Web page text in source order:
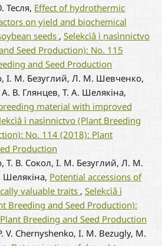
Тесля, Effect of hydrothermic
on yield and biochemical
seeds , Selekcìâ ì nasìnnictvo
Seed Production): No. 115
and Seed Production
І. М. Безуглий, Л. M. Шевченко,
В. Глянцев, Т. А. Шелякіна,
material with improved
ì nasìnnictvo (Plant Breeding
No. 114 (2018): Plant
Production
Т. В. Сокол, І. М. Безуглий, Л. М.
Potential accessions of
valuable traits , Selekcìâ ì
Breeding and Seed Production):
Breeding and Seed Production
V. Chernyshenko, І. М. Bezuglу, M.